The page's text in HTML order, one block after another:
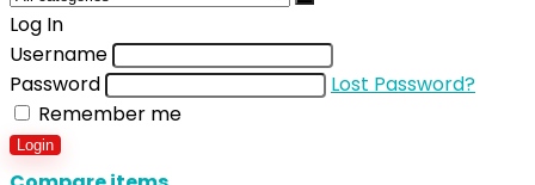
Log In
Username
Password
Lost Password?
Remember me
Login